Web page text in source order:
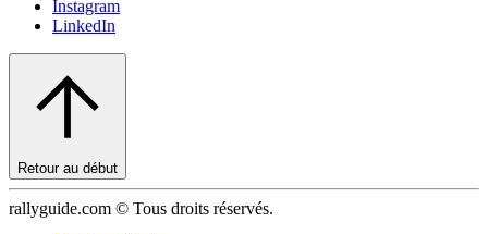
Instagram
LinkedIn
Retour au début
rallyguide.com © Tous droits réservés.